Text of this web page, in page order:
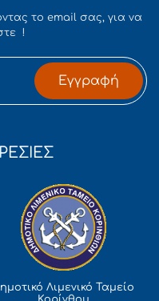
το email σας, για να
!
Εγγραφή
Λιμενικό Ταμείο